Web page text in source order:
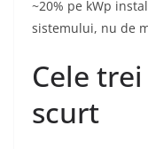
~20% pe kWp
sistemului, nu de
Cele
scurt